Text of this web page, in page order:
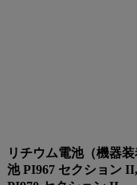
リチウム電池（機器
池 PI967 セクション